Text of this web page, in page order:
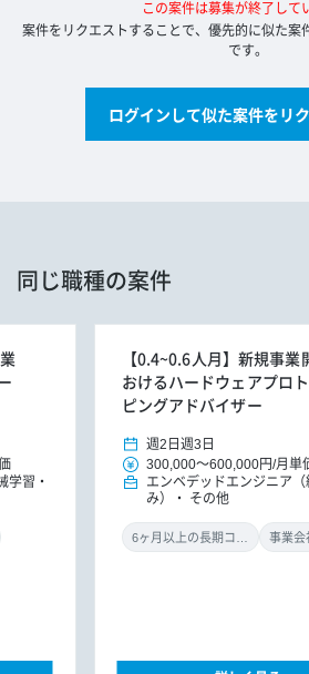
この案件は募集が終了して
案件をリクエストすることで、優先的に似た案
です。
ログインして似た案件をリ
同じ職種の案件
学習・
【0.4~0.6人月】新規事業
おけるハードウェアプロ
ピングアドバイザー
週2日 週3日
300,000～600,000円/月単
エンベデッドエンジニア（
み）
その他
事業会